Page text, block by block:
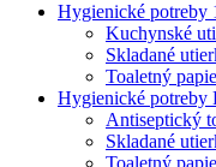
Hygienické potreby
Kuchynské
Skladané
Toaletný
Hygienické potreby
Antiseptický
Skladané
Toaletný